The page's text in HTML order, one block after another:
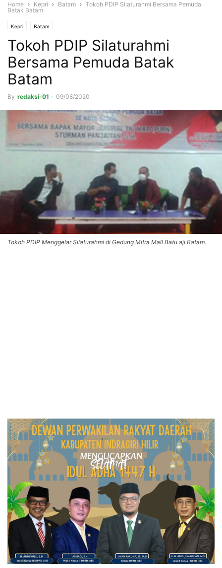
Home Kepri Batam
Tokoh PDIP Silaturahmi Bersama Pemuda
Batak Batam
Kepri Batam
Tokoh PDIP Silaturahmi
Bersama Pemuda Batak
Batam
By redaksi-01 - 09/08/2020
Tokoh PDIP Menggelar Silaturahmi di Gedung Mitra Mall Batu aji Batam.